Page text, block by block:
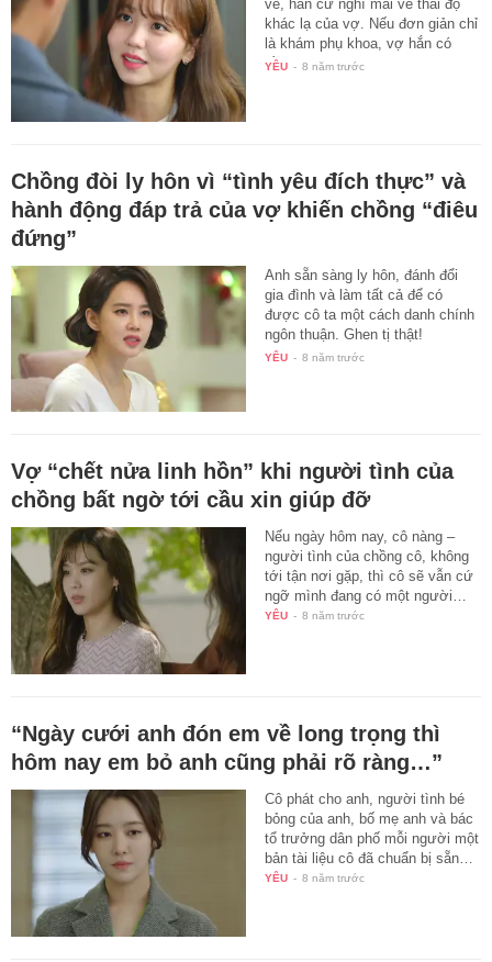
về, hắn cứ nghĩ mãi về thái độ
khác lạ của vợ. Nếu đơn giản chỉ
là khám phụ khoa, vợ hắn có
cần…
YÊU - 8 năm trước
Chồng đòi ly hôn vì “tình yêu đích thực” và
hành động đáp trả của vợ khiến chồng “điêu
đứng”
Anh sẵn sàng ly hôn, đánh đổi
gia đình và làm tất cả để có
được cô ta một cách danh chính
ngôn thuận. Ghen tị thật!
Nhưng…
YÊU - 8 năm trước
Vợ “chết nửa linh hồn” khi người tình của
chồng bất ngờ tới cầu xin giúp đỡ
Nếu ngày hôm nay, cô nàng –
người tình của chồng cô, không
tới tận nơi gặp, thì cô sẽ vẫn cứ
ngỡ mình đang có một người…
YÊU - 8 năm trước
“Ngày cưới anh đón em về long trọng thì
hôm nay em bỏ anh cũng phải rõ ràng…”
Cô phát cho anh, người tình bé
bỏng của anh, bố mẹ anh và bác
tổ trưởng dân phố mỗi người một
bản tài liệu cô đã chuẩn bị sẵn…
YÊU - 8 năm trước